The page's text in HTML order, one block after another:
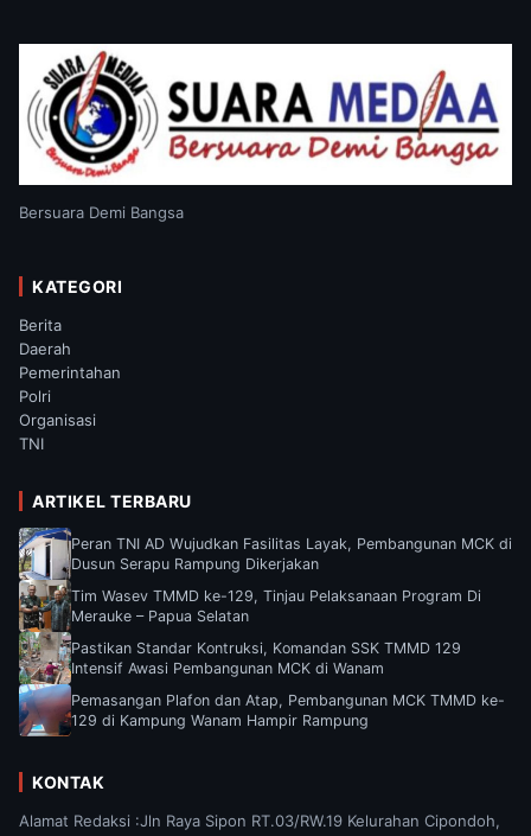
Bersuara Demi Bangsa
KATEGORI
Berita
Daerah
Pemerintahan
Polri
Organisasi
TNI
ARTIKEL TERBARU
Peran TNI AD Wujudkan Fasilitas Layak, Pembangunan MCK di
Dusun Serapu Rampung Dikerjakan
Tim Wasev TMMD ke-129, Tinjau Pelaksanaan Program Di
Merauke – Papua Selatan
Pastikan Standar Kontruksi, Komandan SSK TMMD 129
Intensif Awasi Pembangunan MCK di Wanam
Pemasangan Plafon dan Atap, Pembangunan MCK TMMD ke-
129 di Kampung Wanam Hampir Rampung
KONTAK
Alamat Redaksi :Jln Raya Sipon RT.03/RW.19 Kelurahan Cipondoh,